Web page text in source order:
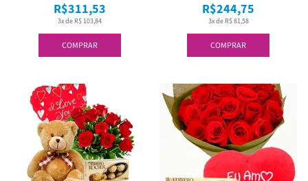
COMPRAR
3x de R$ 103,84
R$311,53
COMPRAR
3x de R$ 81,58
R$244,75